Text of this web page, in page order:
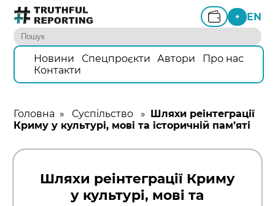
+ EN
Новини Спецпроєкти Автори
Про нас
Контакти
Головна » Суспільство » Шляхи реінтеграції
Криму у культурі, мові та історичній пам’яті
Шляхи реінтеграції Криму
у культурі, мові та